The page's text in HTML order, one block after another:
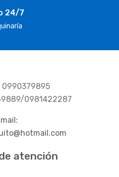
24/7
0990379895
0981422287
atención